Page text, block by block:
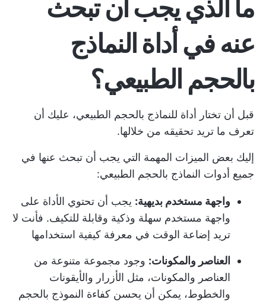
ما الذي يجب أن تبحث
عنه في أداة النماذج
بالحجم الطبيعي؟
قبل أن تختار أداة للنماذج بالحجم الطبيعي، عليك أن
تعرف ما تريد تحقيقه من خلالها.
إليك بعض الميزات المهمة التي يجب أن تبحث عنها في
جميع أدوات النماذج بالحجم الطبيعي:
واجهة مستخدم بديهية: يجب أن تحتوي الأداة على
واجهة مستخدم سهلة وذكية وقابلة للتكيف. فأنت لا
تريد إضاعة الوقت في معرفة كيفية استخدامها
العناصر والمكونات: وجود مجموعة متنوعة من
العناصر والمكونات، مثل الأزرار والأيقونات
والخطوط، يمكن أن يحسن كفاءة النموذج بالحجم